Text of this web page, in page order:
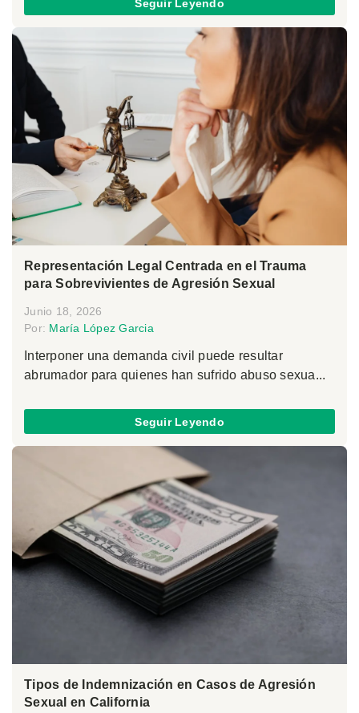
Seguir Leyendo
Representación Legal Centrada en el Trauma
para Sobrevivientes de Agresión Sexual
Junio 18, 2026
Por: María López Garcia
Interponer una demanda civil puede resultar
abrumador para quienes han sufrido abuso sexua...
Seguir Leyendo
Tipos de Indemnización en Casos de Agresión
Sexual en California